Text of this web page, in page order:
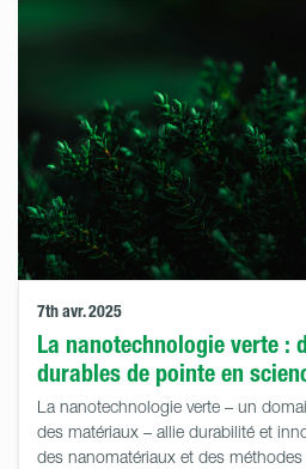
7th avr. 2025
La nanotechnologie verte :
durables de pointe en
La nanotechnologie verte – un
des matériaux – allie durabilité et
des nanomatériaux et des